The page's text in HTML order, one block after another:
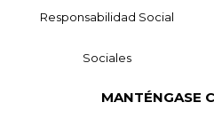
Responsabilidad Social
Sociales
MANTÉNGASE